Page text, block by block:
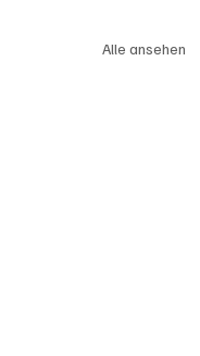
Alle ansehen